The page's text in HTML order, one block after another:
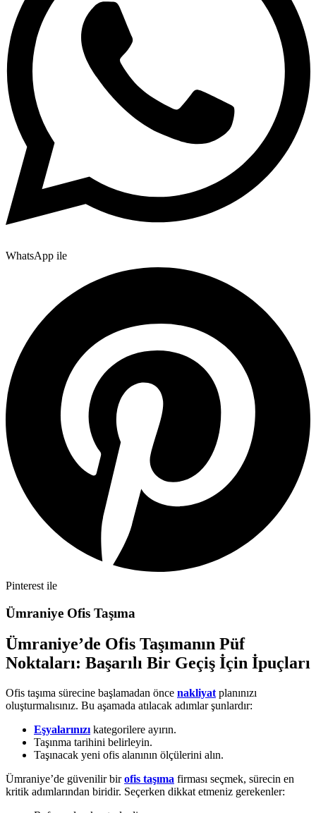
WhatsApp ile
Pinterest ile
Ümraniye Ofis Taşıma
Ümraniye’de Ofis Taşımanın Püf
Noktaları: Başarılı Bir Geçiş İçin İpuçları
Ofis taşıma sürecine başlamadan önce nakliyat planınızı
oluşturmalısınız. Bu aşamada atılacak adımlar şunlardır:
Eşyalarınızı kategorilere ayırın.
Taşınma tarihini belirleyin.
Taşınacak yeni ofis alanının ölçülerini alın.
Ümraniye’de güvenilir birofis taşıma firması seçmek, sürecin en
kritik adımlarından biridir. Seçerken dikkat etmeniz gerekenler: